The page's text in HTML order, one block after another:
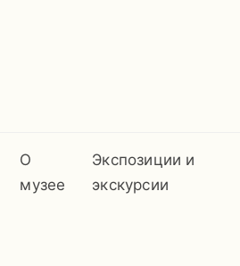
О
музее
Экспозиции и
экскурсии